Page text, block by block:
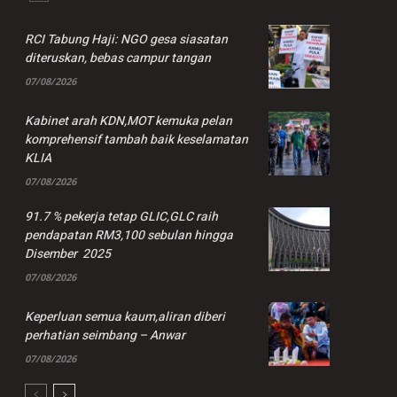
RCI Tabung Haji: NGO gesa siasatan
diteruskan, bebas campur tangan
07/08/2026
Kabinet arah KDN,MOT kemuka pelan
komprehensif tambah baik keselamatan
KLIA
07/08/2026
91.7 % pekerja tetap GLIC,GLC raih
pendapatan RM3,100 sebulan hingga
Disember 2025
07/08/2026
Keperluan semua kaum,aliran diberi
perhatian seimbang – Anwar
07/08/2026